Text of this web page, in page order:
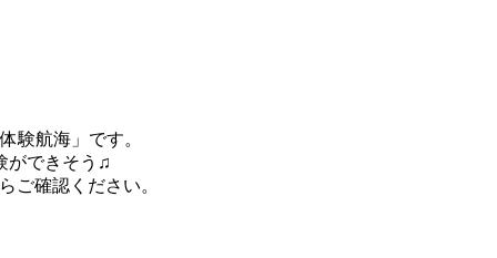
験航海」です。
ができそう♫
ご確認ください。